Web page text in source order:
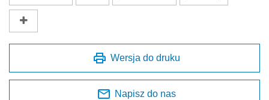
Wersja do druku
Napisz do nas